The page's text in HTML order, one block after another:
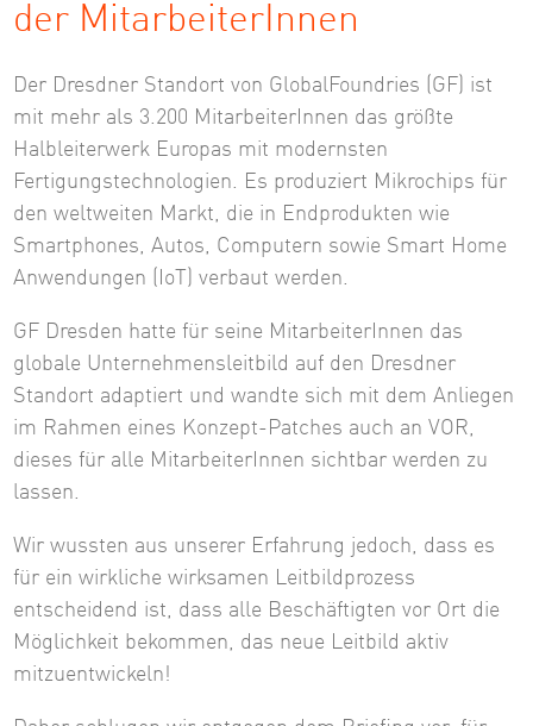
der MitarbeiterInnen
Der Dresdner Standort von GlobalFoundries (GF) ist
mit mehr als 3.200 MitarbeiterInnen das größte
Halbleiterwerk Europas mit modernsten
Fertigungstechnologien. Es produziert Mikrochips für
den weltweiten Markt, die in Endprodukten wie
Smartphones, Autos, Computern sowie Smart Home
Anwendungen (IoT) verbaut werden.
GF Dresden hatte für seine MitarbeiterInnen das
globale Unternehmensleitbild auf den Dresdner
Standort adaptiert und wandte sich mit dem Anliegen
im Rahmen eines Konzept-Patches auch an VOR,
dieses für alle MitarbeiterInnen sichtbar werden zu
lassen.
Wir wussten aus unserer Erfahrung jedoch, dass es
für ein wirkliche wirksamen Leitbildprozess
entscheidend ist, dass alle Beschäftigten vor Ort die
Möglichkeit bekommen, das neue Leitbild aktiv
mitzuentwickeln!